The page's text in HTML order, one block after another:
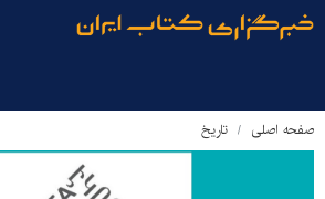
صفحه اصلی تاریخ